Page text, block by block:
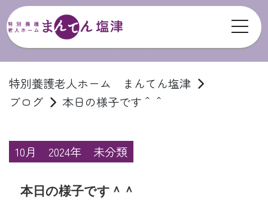
特別養護老人ホーム まんてん塩津
ブログ
本日の様子です＾＾
10月 2024年 未分類
本日の様子です＾＾